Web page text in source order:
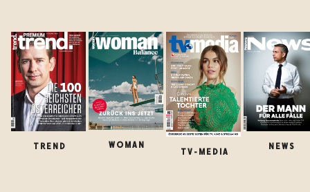
TREND WOMAN
TV-MEDIA
NEWS